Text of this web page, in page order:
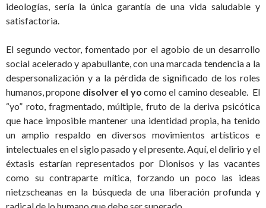
ideologías, sería la única garantía de una vida saludable y
satisfactoria.
El segundo vector, fomentado por el agobio de un desarrollo
social acelerado y apabullante, con una marcada tendencia a la
despersonalización y a la pérdida de significado de los roles
humanos, propone disolver el yocomo el camino deseable. El
“yo” roto, fragmentado, múltiple, fruto de la deriva psicótica
que hace imposible mantener una identidad propia, ha tenido
un amplio respaldo en diversos movimientos artísticos e
intelectuales en el siglo pasado y el presente. Aquí, el delirio y el
éxtasis estarían representados por Dionisos y las vacantes
como su contraparte mítica, forzando un poco las ideas
nietzscheanas en la búsqueda de una liberación profunda y